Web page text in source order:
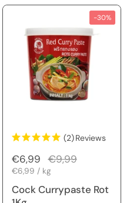
(2)Reviews
Regulärer Preis
€6,99 Sale-Preis
€9,99
Stückpreis
€6,99 / kg
Cock Currypaste Rot
-30%